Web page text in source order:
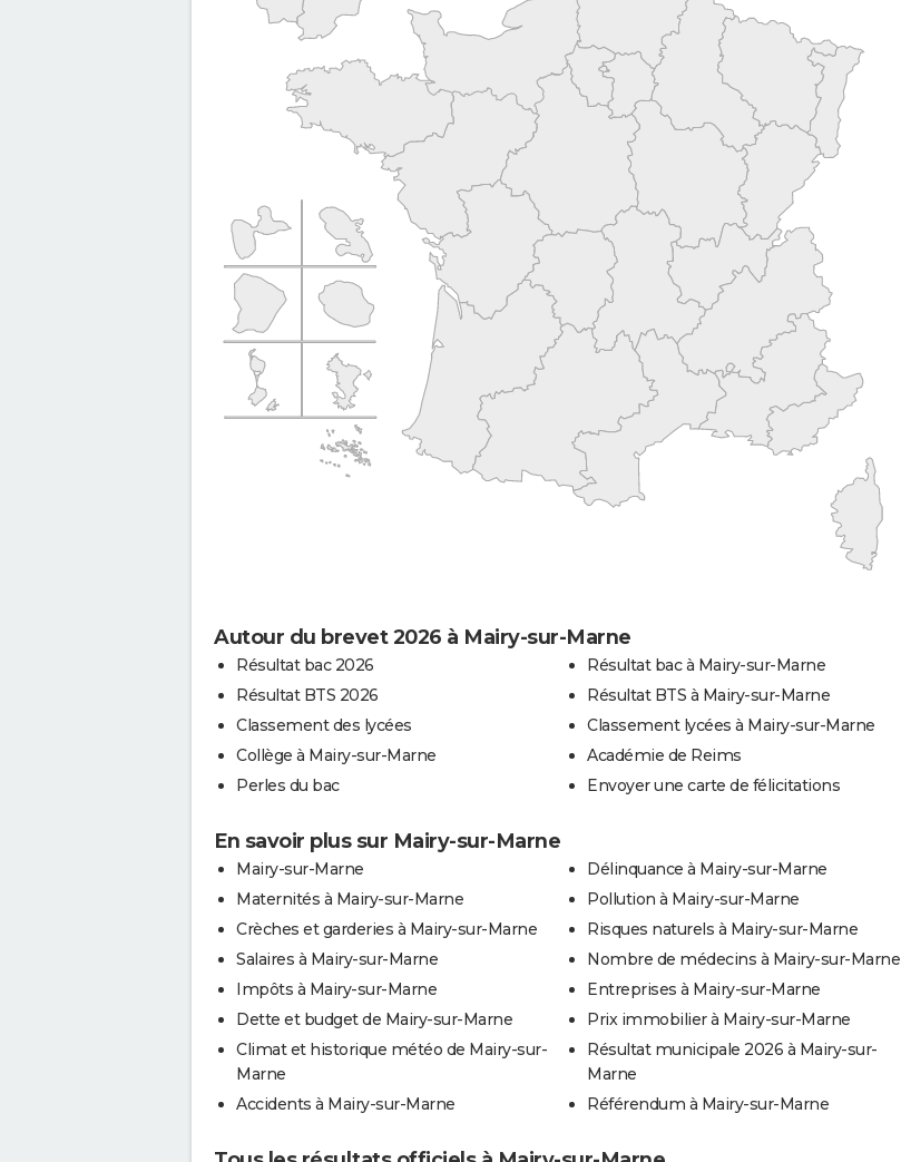
Autour du brevet 2026 à Mairy-sur-Marne
Résultat bac 2026
Résultat BTS 2026
Classement des lycées
Collège à Mairy-sur-Marne
Perles du bac
Résultat bac à Mairy-sur-Marne
Résultat BTS à Mairy-sur-Marne
Classement lycées à Mairy-sur-Marne
Académie de Reims
Envoyer une carte de félicitations
En savoir plus sur Mairy-sur-Marne
Mairy-sur-Marne
Maternités à Mairy-sur-Marne
Crèches et garderies à Mairy-sur-Marne
Salaires à Mairy-sur-Marne
Impôts à Mairy-sur-Marne
Dette et budget de Mairy-sur-Marne
Climat et historique météo de Mairy-sur-
Marne
Accidents à Mairy-sur-Marne
Délinquance à Mairy-sur-Marne
Pollution à Mairy-sur-Marne
Risques naturels à Mairy-sur-Marne
Nombre de médecins à Mairy-sur-Marne
Entreprises à Mairy-sur-Marne
Prix immobilier à Mairy-sur-Marne
Résultat municipale 2026 à Mairy-sur-
Marne
Référendum à Mairy-sur-Marne